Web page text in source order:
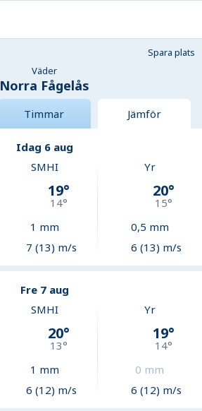
Spara plats
Väder
Norra Fågelås
Timmar Jämför
Idag 6 aug
SMHI
19°
14°
1 mm
7 (13) m/s
Yr
20°
15°
0,5 mm
6 (13) m/s
Fre 7 aug
SMHI
20°
13°
1 mm
6 (12) m/s
Yr
19°
14°
0 mm
6 (12) m/s